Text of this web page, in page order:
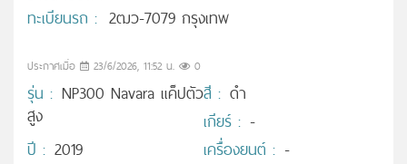
ทะเบียนรถ : 2ฒว-7079 กรุงเทพ
ประกาศเมื่อ 23/6/2026, 11:52 น. 0
รุ่น : NP300 Navara แค็ปตัว
สูง
สี : ดำ
เกียร์ : -
ปี : 2019 เครื่องยนต์ : -